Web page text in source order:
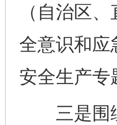
（自治区
全意识和应
安全生产专
三是围绕